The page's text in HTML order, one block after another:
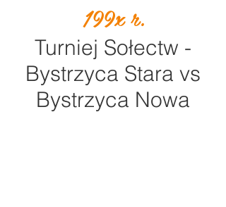
199x r.
Turniej Sołectw -
Bystrzyca Stara vs
Bystrzyca Nowa